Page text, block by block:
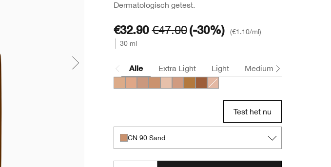
Dermatologisch getest.
€32.90€47.00(-30%) €1.10/ml
30 ml
Alle Extra Light Light Medium
Test het nu
CN 90 Sand